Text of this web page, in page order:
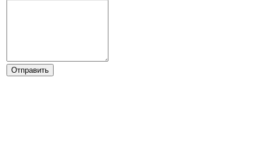
Отправить